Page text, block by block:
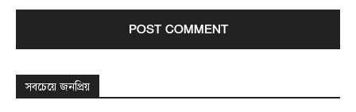
সবচেয়ে জনপ্রিয়